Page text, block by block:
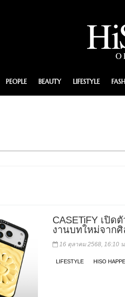
PEOPLE BEAUTY LIFESTYLE
CASETiFY เปิด
งานบทใหม่จากศิ
16 ตุลาคม 2568, 16:10 น.
LIFESTYLE HISO